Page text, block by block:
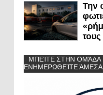
Την
τους
ΜΠΕΊΤΕ ΣΤΗΝ ΟΜΆΔΑ
ΕΝΗΜΕΡΩΘΕΊΤΕ